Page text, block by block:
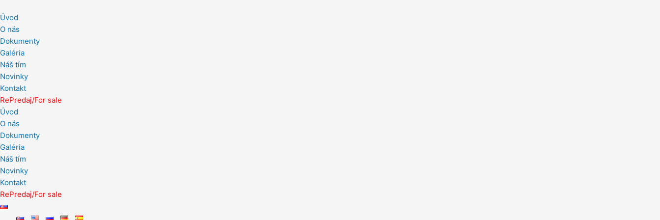
na
obsah
Úvod
O nás
Dokumenty
Galéria
Náš tím
Novinky
Kontakt
RePredaj/For sale
Úvod
O nás
Dokumenty
Galéria
Náš tím
Novinky
Kontakt
RePredaj/For sale